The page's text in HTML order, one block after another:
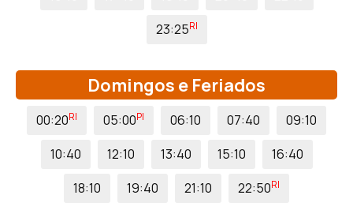
23:25RI
Domingos e Feriados
00:20RI 05:00PI 06:10 07:40
09:10
10:40
12:10 13:40 15:10
16:40
18:10
19:40 21:10 22:50RI